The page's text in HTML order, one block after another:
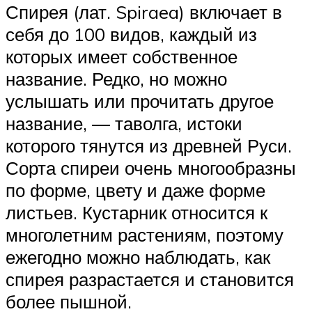
Спирея (лат. Spiraea) включает в
себя до 100 видов, каждый из
которых имеет собственное
название. Редко, но можно
услышать или прочитать другое
название, — таволга, истоки
которого тянутся из древней Руси.
Сорта спиреи очень многообразны
по форме, цвету и даже форме
листьев. Кустарник относится к
многолетним растениям, поэтому
ежегодно можно наблюдать, как
спирея разрастается и становится
более пышной.